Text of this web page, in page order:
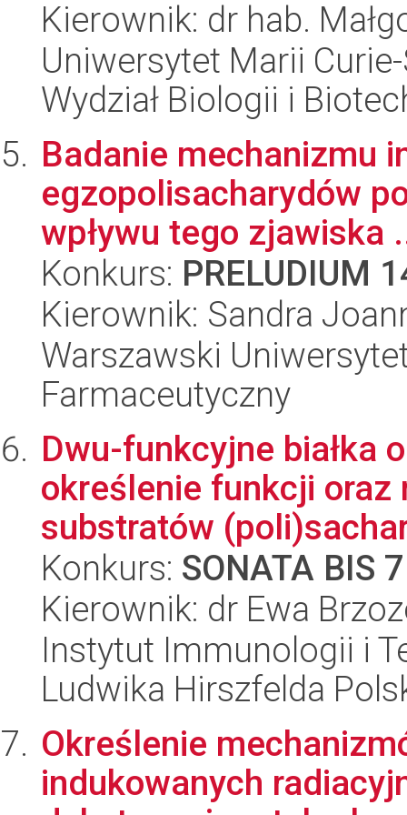
Kierownik: dr hab.
Uniwersytet Marii
Wydział Biologii i
Badanie mechanizmu
egzopolisacharydów
wpływu tego zjawiska
Konkurs: PRELUDIUM
Kierownik: Sandra
Warszawski
Farmaceutyczny
Dwu-funkcyjne białka
określenie funkcji oraz
substratów
Konkurs: SONATA BIS 7
Kierownik: dr Ewa
Instytut Immunologii i
Ludwika Hirszfelda
Określenie
indukowanych